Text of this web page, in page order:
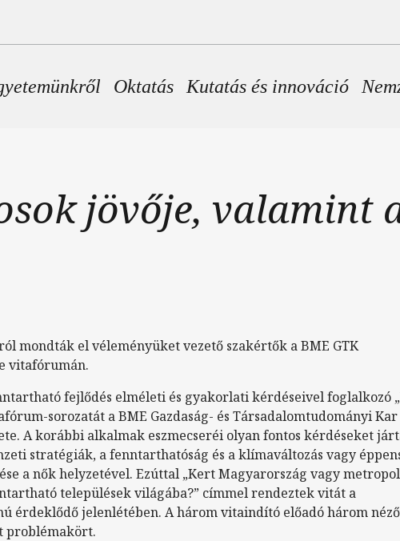
navigációOktatás Kutatás és innováció
jövője, valamint
mondták el véleményüket vezető szakértők a BME GTK
vitafórumán.
fejlődés elméleti és gyakorlati kérdéseivel foglalkozó
sorozatát a BME Gazdaság- és Társadalomtudományi Kar
A korábbi alkalmak eszmecseréi olyan fontos kérdéseket
stratégiák, a fenntarthatóság és a klímaváltozás vagy
a nők helyzetével. Ezúttal „Kert Magyarország vagy
települések világába?” címmel rendeztek vitát a
érdeklődő jelenlétében. A három vitaindító előadó három
problémakört.